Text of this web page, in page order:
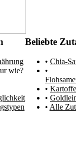
wie?
Beliebte
Chia-
Alle